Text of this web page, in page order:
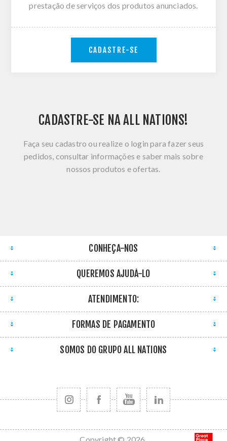
prestação de serviços dos produtos anunciados.
CADASTRE-SE
CADASTRE-SE NA ALL NATIONS!
Faça seu cadastro ou realize o login para fazer seus
pedidos, consultar informações e saber mais sobre
nossos produtos e ofertas.
CONHEÇA-NOS
QUEREMOS AJUDÁ-LO
ATENDIMENTO:
FORMAS DE PAGAMENTO
SOMOS DO GRUPO ALL NATIONS